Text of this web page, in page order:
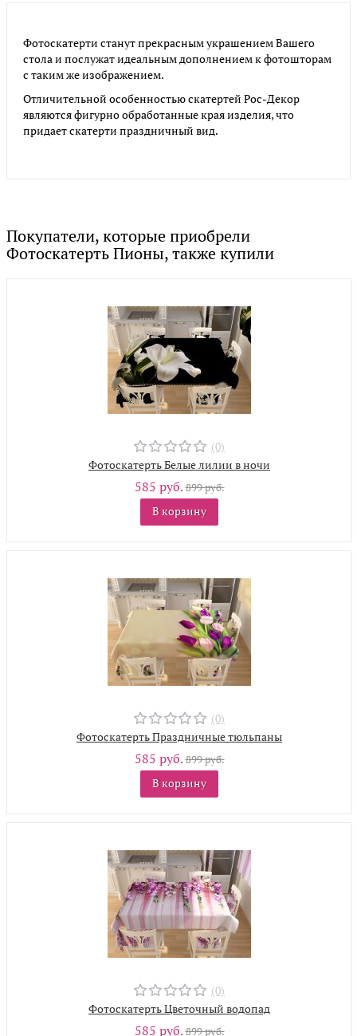
Фотоскатерти станут прекрасным украшением Вашего
стола и послужат идеальным дополнением к фотошторам
с таким же изображением.
Отличительной особенностью скатертей Рос-Декор
являются фигурно обработанные края изделия, что
придает скатерти праздничный вид.
Покупатели, которые приобрели
Фотоскатерть Пионы, также купили
(0)
Фотоскатерть Белые лилии в ночи
585 руб.899 руб.
В корзину
(0)
Фотоскатерть Праздничные тюльпаны
585 руб.899 руб.
В корзину
(0)
Фотоскатерть Цветочный водопад
585 руб.899 руб.